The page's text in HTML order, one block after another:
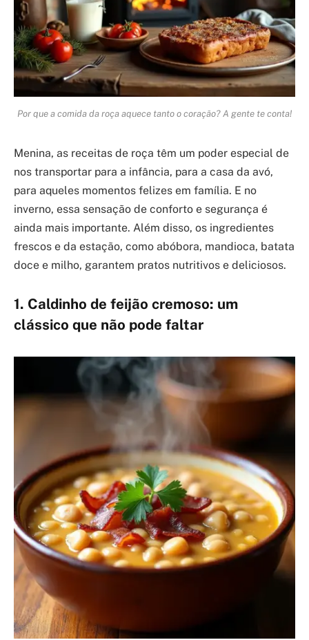
Por que a comida da roça aquece tanto o coração? A gente te conta!
Menina, as receitas de roça têm um poder especial de
nos transportar para a infância, para a casa da avó,
para aqueles momentos felizes em família. E no
inverno, essa sensação de conforto e segurança é
ainda mais importante. Além disso, os ingredientes
frescos e da estação, como abóbora, mandioca, batata
doce e milho, garantem pratos nutritivos e deliciosos.
1. Caldinho de feijão cremoso: um
clássico que não pode faltar